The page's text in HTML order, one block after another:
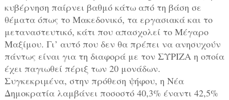
κυβέρνηση παίρνει βαθμό κάτω από τη βάση σε
θέματα όπως το Μακεδονικό, τα εργασιακά και το
μεταναστευτικό, κάτι που απασχολεί το Μέγαρο
Μαξίμου. Γι’ αυτό που δεν θα πρέπει να ανησυχούν
πάντως είναι για τη διαφορά με τον ΣΥΡΙΖΑ η οποία
έχει παγιωθεί πέριξ των 20 μονάδων.
Συγκεκριμένα, στην πρόθεση ψήφου, η Νέα
Δημοκρατία λαμβάνει ποσοστό 40,3% έναντι 42,5%